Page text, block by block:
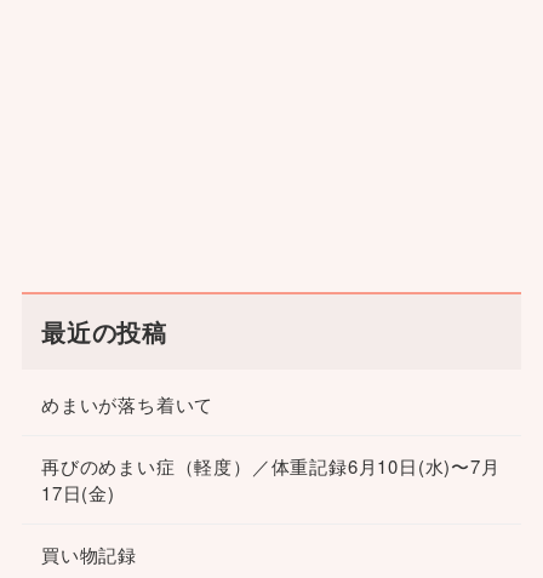
最近の投稿
めまいが落ち着いて
再びのめまい症（軽度）／体重記録6月10日(水)〜7月
17日(金)
買い物記録